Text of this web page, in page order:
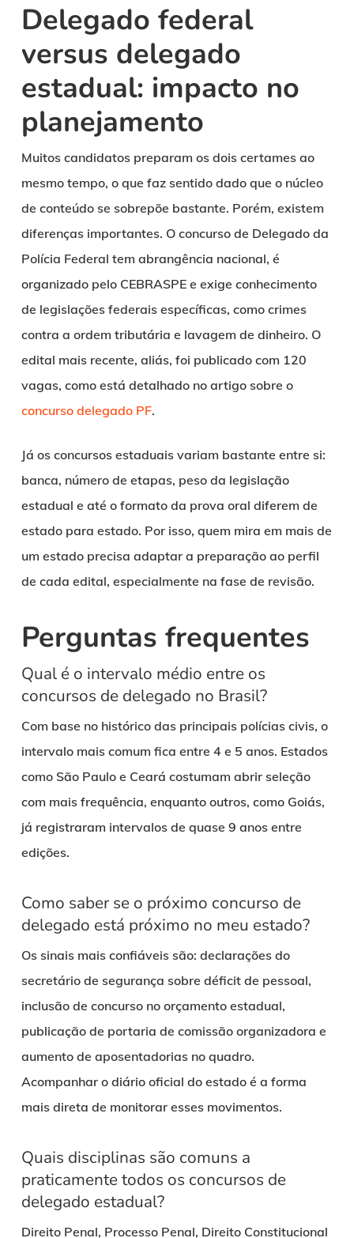
Delegado federal
versus delegado
estadual: impacto no
planejamento
Muitos candidatos preparam os dois certames ao
mesmo tempo, o que faz sentido dado que o núcleo
de conteúdo se sobrepõe bastante. Porém, existem
diferenças importantes. O concurso de Delegado da
Polícia Federal tem abrangência nacional, é
organizado pelo CEBRASPE e exige conhecimento
de legislações federais específicas, como crimes
contra a ordem tributária e lavagem de dinheiro. O
edital mais recente, aliás, foi publicado com 120
vagas, como está detalhado no artigo sobre o
concurso delegado PF.
Já os concursos estaduais variam bastante entre si:
banca, número de etapas, peso da legislação
estadual e até o formato da prova oral diferem de
estado para estado. Por isso, quem mira em mais de
um estado precisa adaptar a preparação ao perfil
de cada edital, especialmente na fase de revisão.
Perguntas frequentes
Qual é o intervalo médio entre os
concursos de delegado no Brasil?
Com base no histórico das principais polícias civis, o
intervalo mais comum fica entre 4 e 5 anos. Estados
como São Paulo e Ceará costumam abrir seleção
com mais frequência, enquanto outros, como Goiás,
já registraram intervalos de quase 9 anos entre
edições.
Como saber se o próximo concurso de
delegado está próximo no meu estado?
Os sinais mais confiáveis são: declarações do
secretário de segurança sobre déficit de pessoal,
inclusão de concurso no orçamento estadual,
publicação de portaria de comissão organizadora e
aumento de aposentadorias no quadro.
Acompanhar o diário oficial do estado é a forma
mais direta de monitorar esses movimentos.
Quais disciplinas são comuns a
praticamente todos os concursos de
delegado estadual?
Direito Penal, Processo Penal, Direito Constitucional